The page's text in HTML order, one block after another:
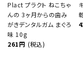
Plact プラクト ねこちゃ
んの 3ヶ月からの歯み
がきデンタルガム まぐろ
味 10g
261円 (税込)